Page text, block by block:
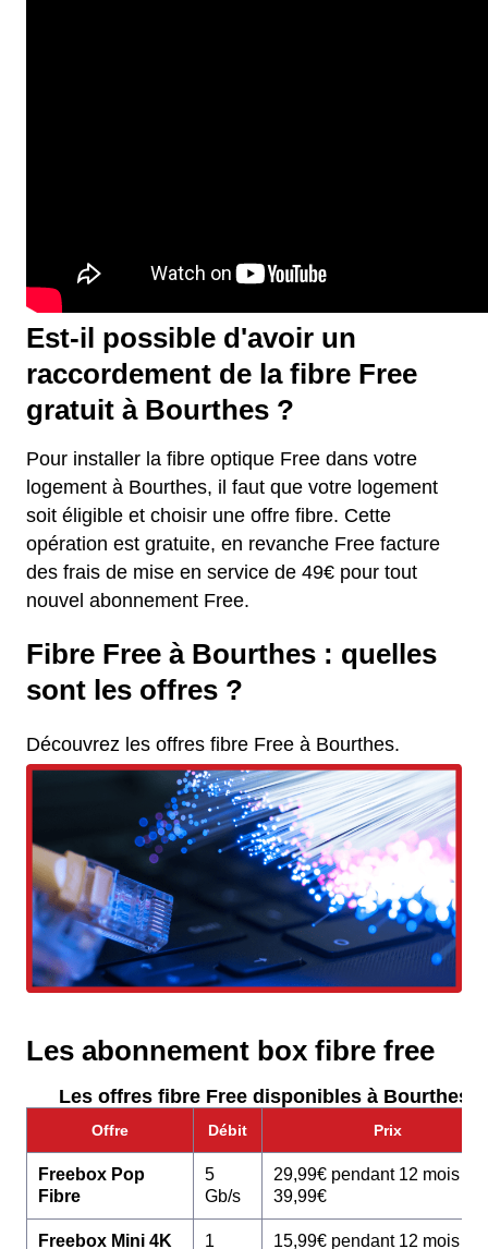
Est-il possible d'avoir un
raccordement de la fibre Free
gratuit à Bourthes ?
Pour installer la fibre optique Free dans votre
logement à Bourthes, il faut que votre logement
soit éligible et choisir une offre fibre. Cette
opération est gratuite, en revanche Free facture
des frais de mise en service de 49€ pour tout
nouvel abonnement Free.
Fibre Free à Bourthes : quelles
sont les offres ?
Découvrez les offres fibre Free à Bourthes.
Les abonnement box fibre free
Les offres fibre Free disponibles à Bourthes :
Offre Débit Prix
Freebox Pop
Fibre
5
Gb/s
29,99€ pendant 12 mois
39,99€
Freebox Mini 4K
1
15,99€ pendant 12 mois